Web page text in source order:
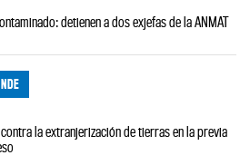
detienen a dos exjefas de la ANMAT
la extranjerización de tierras en la previa